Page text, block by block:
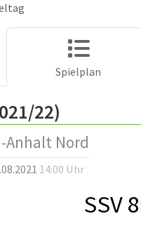
Spielplan
22)
Anhalt Nord
14:00 Uhr
SSV